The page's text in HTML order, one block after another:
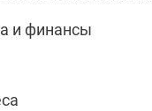
и финансы